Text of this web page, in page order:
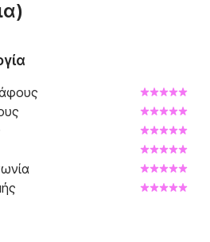
που σας αξίζει.
στο Click&Boat!
)